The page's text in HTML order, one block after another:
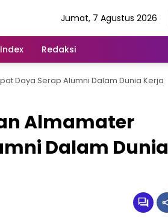
Jumat, 7 Agustus 2026
Index Redaksi
Daya Serap Alumni Dalam Dunia Kerja
Almamater
Dalam Dunia